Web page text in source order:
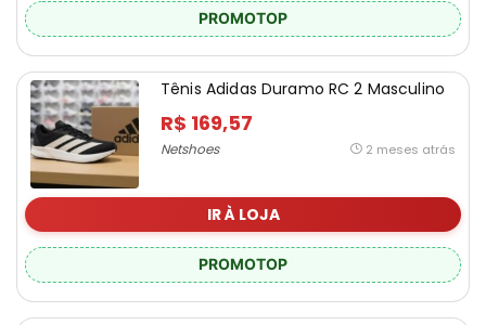
PROMOTOP
Tênis Adidas Duramo RC 2 Masculino
R$ 169,57
Netshoes 2 meses atrás
IR À LOJA
PROMOTOP